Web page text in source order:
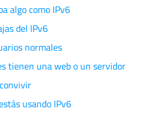
algo como IPv6
del IPv6
normales
tienen una web o un servidor
usando IPv6